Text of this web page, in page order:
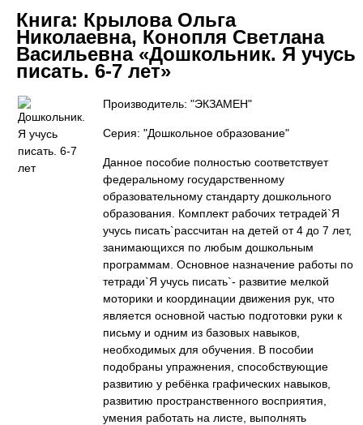
Книга: Крылова Ольга
Николаевна, Конопля Светлана
Васильевна «Дошкольник. Я учусь
писать. 6-7 лет»
Производитель: "ЭКЗАМЕН"
Серия: "Дошкольное образование"
Данное пособие полностью соответствует
федеральному государственному
образовательному стандарту дошкольного
образования. Комплект рабочих тетрадей`Я
учусь писать`рассчитан на детей от 4 до 7 лет,
занимающихся по любым дошкольным
программам. Основное назначение работы по
тетради`Я учусь писать`- развитие мелкой
моторики и координации движения рук, что
является основной частью подготовки руки к
письму и одним из базовых навыков,
необходимых для обучения. В пособии
подобраны упражнения, способствующие
развитию у ребёнка графических навыков,
развитию пространственного восприятия,
умения работать на листе, выполнять